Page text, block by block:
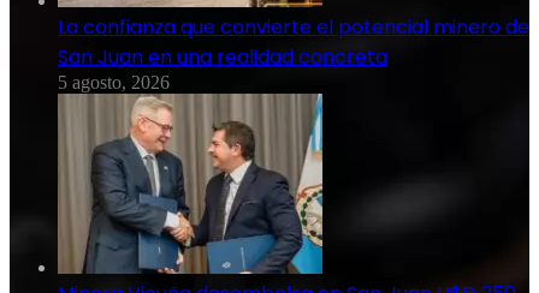
La confianza que convierte el potencial minero de
San Juan en una realidad concreta
5 agosto, 2026